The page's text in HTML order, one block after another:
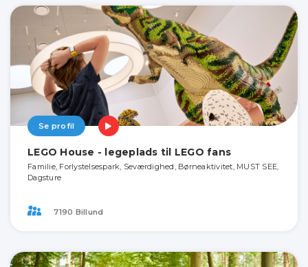
Se profil
LEGO House - legeplads til LEGO fans
Familie, Forlystelsespark, Seværdighed, Børneaktivitet, MUST SEE,
Dagsture
7190 Billund